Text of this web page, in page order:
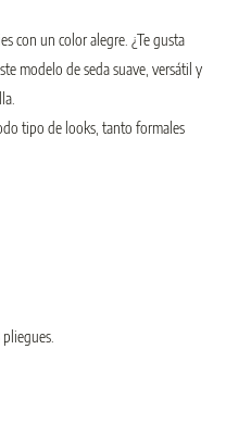
con un color alegre. ¿Te gusta
modelo de seda suave, versátil y
tipo de looks, tanto formales